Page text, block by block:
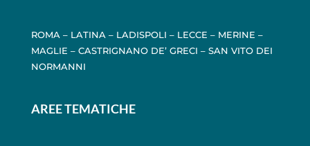
ROMA – LATINA – LADISPOLI – LECCE – MERINE –
MAGLIE – CASTRIGNANO DE’ GRECI – SAN VITO DEI
NORMANNI
AREE TEMATICHE